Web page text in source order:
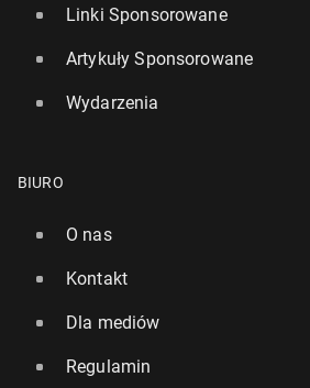
Linki Sponsorowane
Artykuły Sponsorowane
Wydarzenia
BIURO
O nas
Kontakt
Dla mediów
Regulamin